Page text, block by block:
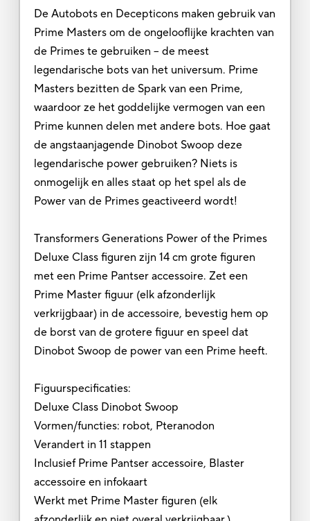
De Autobots en Decepticons maken gebruik van
Prime Masters om de ongelooflijke krachten van
de Primes te gebruiken – de meest
legendarische bots van het universum. Prime
Masters bezitten de Spark van een Prime,
waardoor ze het goddelijke vermogen van een
Prime kunnen delen met andere bots. Hoe gaat
de angstaanjagende Dinobot Swoop deze
legendarische power gebruiken? Niets is
onmogelijk en alles staat op het spel als de
Power van de Primes geactiveerd wordt!
Transformers Generations Power of the Primes
Deluxe Class figuren zijn 14 cm grote figuren
met een Prime Pantser accessoire. Zet een
Prime Master figuur (elk afzonderlijk
verkrijgbaar) in de accessoire, bevestig hem op
de borst van de grotere figuur en speel dat
Dinobot Swoop de power van een Prime heeft.
Figuurspecificaties:
Deluxe Class Dinobot Swoop
Vormen/functies: robot, Pteranodon
Verandert in 11 stappen
Inclusief Prime Pantser accessoire, Blaster
accessoire en infokaart
Werkt met Prime Master figuren (elk